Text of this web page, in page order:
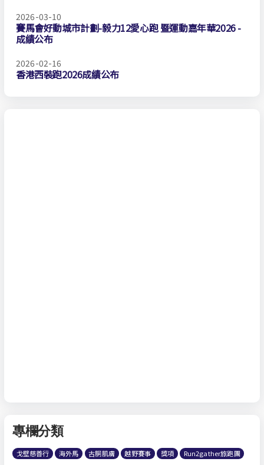
2026-03-10
賽馬會好動城市計劃-毅力12愛心跑 暨運動嘉年華2026 -
成績公布
2026-02-16
香港西裝跑2026成績公布
專欄分類
戈壁慈善行 海外馬 古胴肌膚 越野賽事 獎項 Run2gather旅跑團